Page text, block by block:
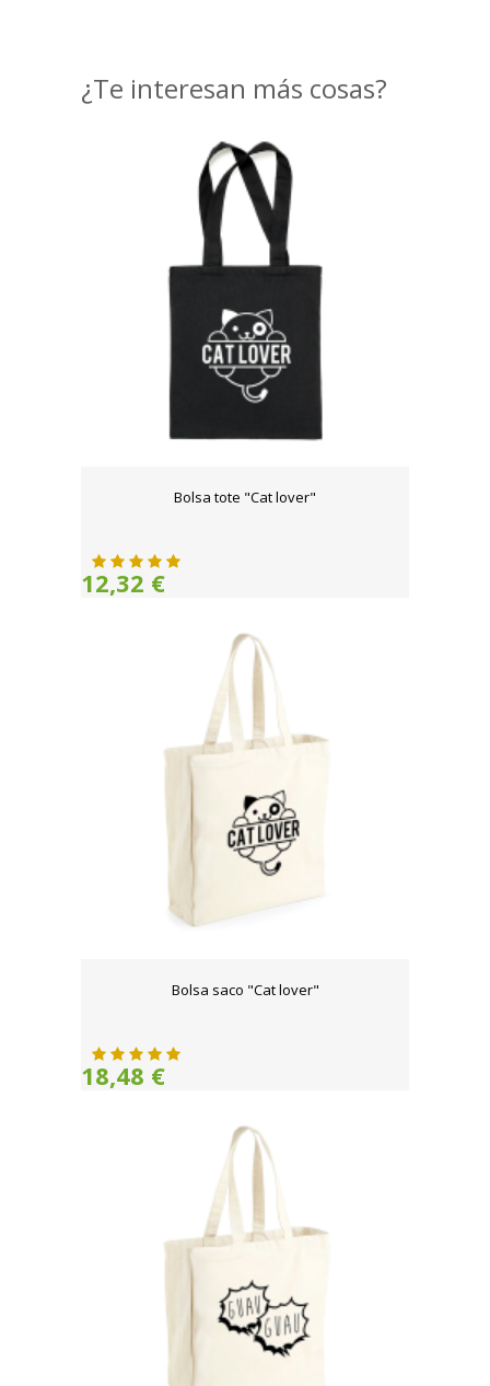
¿Te interesan más cosas?
Bolsa tote "Cat lover"
12,32 €
Bolsa saco "Cat lover"
18,48 €